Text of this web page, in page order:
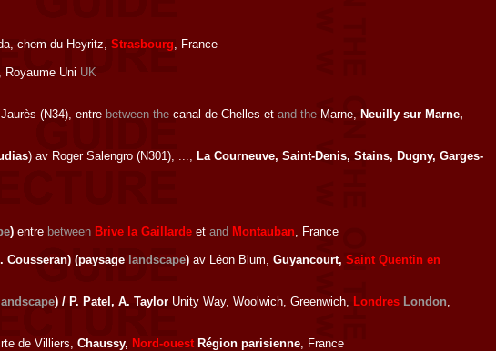
chem du Heyritz, Strasbourg, France
, Royaume Uni UK
(N34), entre between the canal de Chelles et and the Marne, Neuilly sur Marne,
) av Roger Salengro (N301), ..., La Courneuve, Saint-Denis, Stains, Dugny, Garges-
) entre between Brive la Gaillarde et and Montauban, France
Cousseran) (paysage landscape) av Léon Blum, Guyancourt, Saint Quentin en
landscape) / P. Patel, A. Taylor Unity Way, Woolwich, Greenwich, Londres London,
rte de Villiers, Chaussy, Nord-ouest Région parisienne, France